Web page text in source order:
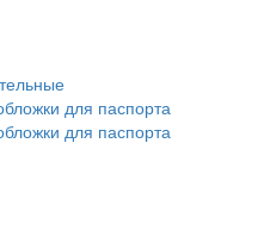
для паспорта
для паспорта